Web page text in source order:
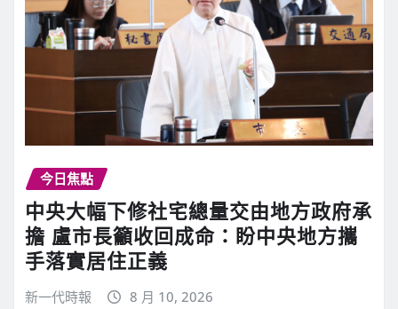
今日焦點
中央大幅下修社宅總量交由地方政府承
擔 盧市長籲收回成命：盼中央地方攜
手落實居住正義
新一代時報 8 月 10, 2026